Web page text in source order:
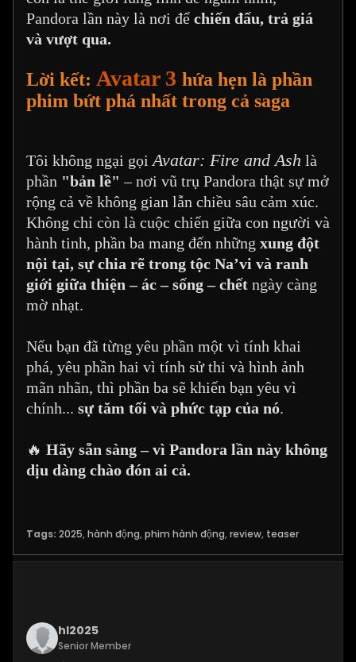
Pandora lần này là nơi để chiến đấu, trả giá
và vượt qua.
Lời kết: Avatar 3 hứa hẹn là phần
phim bứt phá nhất trong cả saga
Tôi không ngại gọi Avatar: Fire and Ash là
phần "bản lề" – nơi vũ trụ Pandora thật sự mở
rộng cả về không gian lẫn chiều sâu cảm xúc.
Không chỉ còn là cuộc chiến giữa con người và
hành tinh, phần ba mang đến những xung đột
nội tại, sự chia rẽ trong tộc Na’vi và ranh
giới giữa thiện – ác – sống – chết ngày càng
mờ nhạt.
Nếu bạn đã từng yêu phần một vì tính khai
phá, yêu phần hai vì tính sử thi và hình ảnh
mãn nhãn, thì phần ba sẽ khiến bạn yêu vì
chính... sự tăm tối và phức tạp của nó.
🔥 Hãy sẵn sàng – vì Pandora lần này không
dịu dàng chào đón ai cả.
Tags: 2025, hành động, phim hành động, review, teaser
hl2025
Senior Member